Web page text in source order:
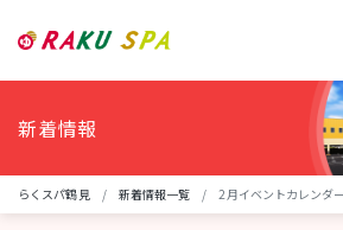
新着情報
らくスパ鶴見 新着情報一覧 2月イベントカレンダー